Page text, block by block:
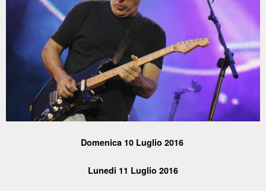
Domenica 10 Luglio 2016
Lunedi 11 Luglio 2016